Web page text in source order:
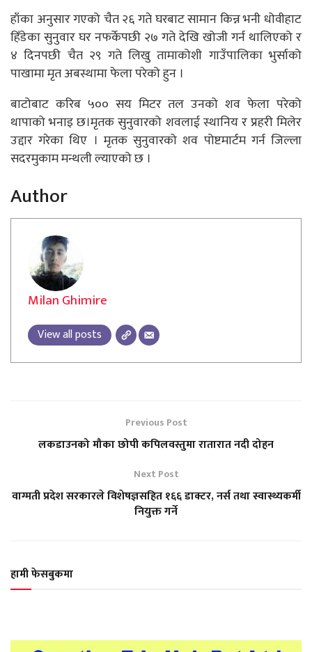
हाँका अनुसार गएको चैत २६ गते घरबाट सामान किन्न भनी धोवीहाट
हिँडेका सुनुवार घर नफर्केपछी २७ गते देखि खोजी गर्न थालिएको र
४ दिनपछी चैत २९ गते लिखु तामाकोशी गाउँपालिका भुर्साको
पाखामा मृत अबस्थामा फेला परेको हुन ।
बाटोबाट करिब ५०० सय मिटर तल उनको शव फेला परेको
थापाको भनाइ छ।मृतक सुनुवारको शवलाई स्थानिय र प्रहरी मिलेर
उद्दार गरेका थिए । मृतक सुनुवारको शव पोष्टमार्टम गर्न जिल्ला
सदरमुकाम मन्थली ल्याएको छ ।
Author
Milan Ghimire
View all posts
Previous Post
लकडाउनको मौका छोपी कपिलवस्तुमा रातारात नदी दोहन
Next Post
वाग्मती प्रदेश सरकारले विशेषज्ञसहित १६६ डाक्टर, नर्स तथा स्वास्थ्यकर्मी
नियुक्त गर्ने
हामी फेसबुकमा